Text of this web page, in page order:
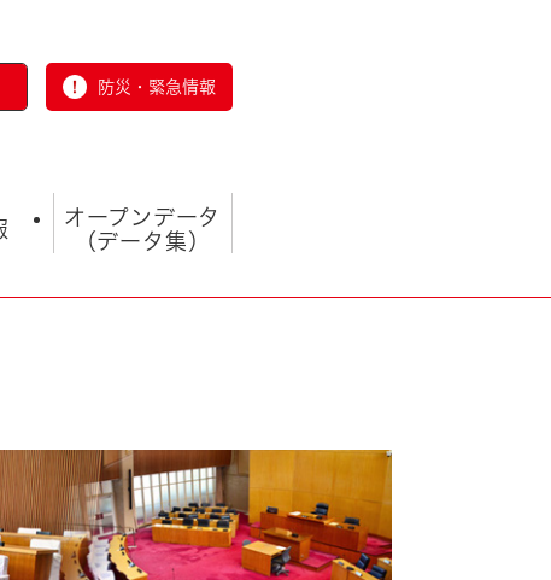
防災・緊急情報
オープンデータ
（データ集）